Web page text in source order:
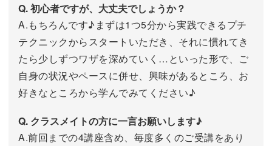
Q. 初心者ですが、大丈夫でしょうか？
A.もちろんです♪まずは1つ5分から実践できるプチ
テクニックからスタートいただき、それに慣れてき
たら少しずつワザを深めていく…といった形で、ご
自身の状況やペースに併せ、興味があるところ、お
好きなところから学んでみてください♪
Q. クラスメイトの方に一言お願いします♪
A.前回までの4講座含め、毎度多くのご受講をあり